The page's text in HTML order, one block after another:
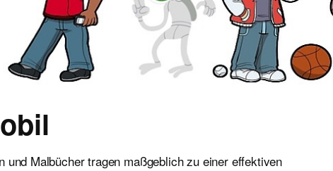
Malbücher tragen maßgeblich zu einer effektiven